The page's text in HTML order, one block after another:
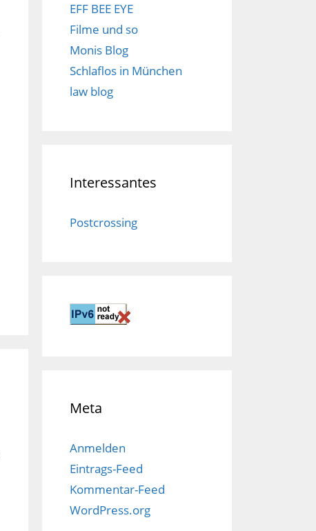
EFF BEE EYE
Filme und so
Monis Blog
Schlaflos in München
law blog
Interessantes
Postcrossing
Meta
Anmelden
Eintrags-Feed
Kommentar-Feed
WordPress.org